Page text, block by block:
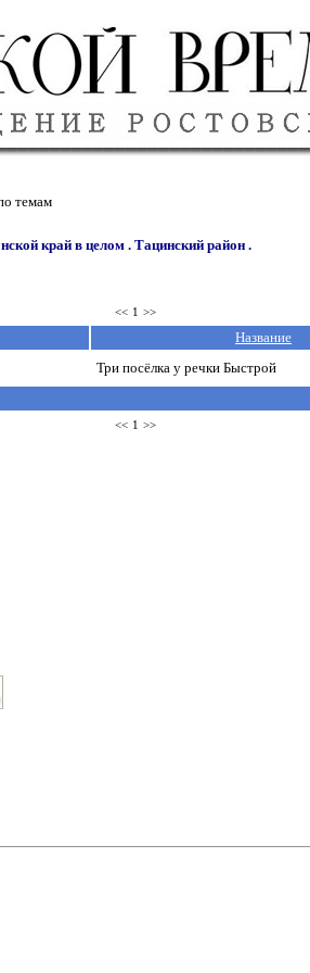
темам
край в целом . Тацинский район .
<< 1 >>
Название
Три посёлка у речки Быстрой
<< 1 >>